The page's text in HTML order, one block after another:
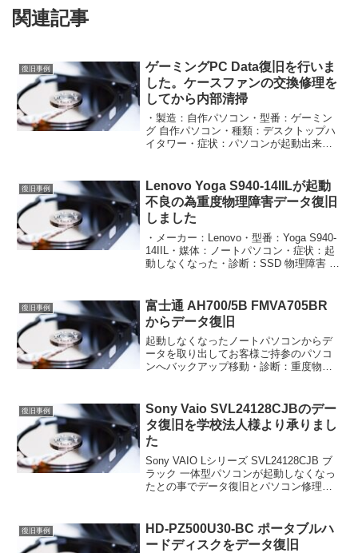
関連記事
復旧事例
ゲーミングPC Data復旧を行いま
した。ケースファンの交換修理を
してから内部清掃
・製造：自作パソコン・型番：ゲーミン
グ 自作パソコン・種類：デスクトップハ
イタワー・症状：パソコンが起動出来な
旧・処置：ケースファン交換・処置：OS
クリーンイ...
復旧事例
Lenovo Yoga S940-14IILが起動
不良の為重度物理障害データ復旧
しました
・メーカー：Lenovo・型番：Yoga S940-
14IIL・媒体：ノートパソコン・症状：起
動しなくなった・診断：SSD 物理障害 軽
データ削除#データ復旧...
復旧事例
富士通 AH700/5B FMVA705BR
からデータ復旧
起動しなくなったノートパソコンからデ
ータを取り出してお客様ご持参のパソコ
ンへバックアップ移動・診断：重度物理
プレミアムレッド・トレンドマイクロ
ウ...
復旧事例
Sony Vaio SVL24128CJBのデー
タ復旧を学校法人様より承りまし
た
Sony VAIO Lシリーズ SVL24128CJB ブ
ラック 一体型パソコンが起動しなくなっ
たとの事でデータ復旧とパソコン修理を
くなった機種：Sony V...
復旧事例
HD-PZ500U30-BC ポータブルハ
ードディスクをデータ復旧